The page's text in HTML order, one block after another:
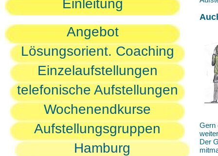
Einleitung
Angebot
Lösungsorient. Coaching
Einzelaufstellungen
telefonische Aufstellungen
Wochenendkurse
Aufstellungsgruppen
Hamburg
Gern
Der